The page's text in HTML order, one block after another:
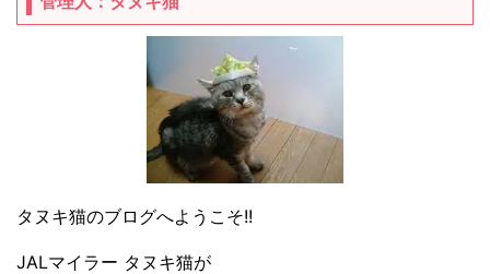
タヌキ猫のブログへようこそ!!
JALマイラー タヌキ猫が